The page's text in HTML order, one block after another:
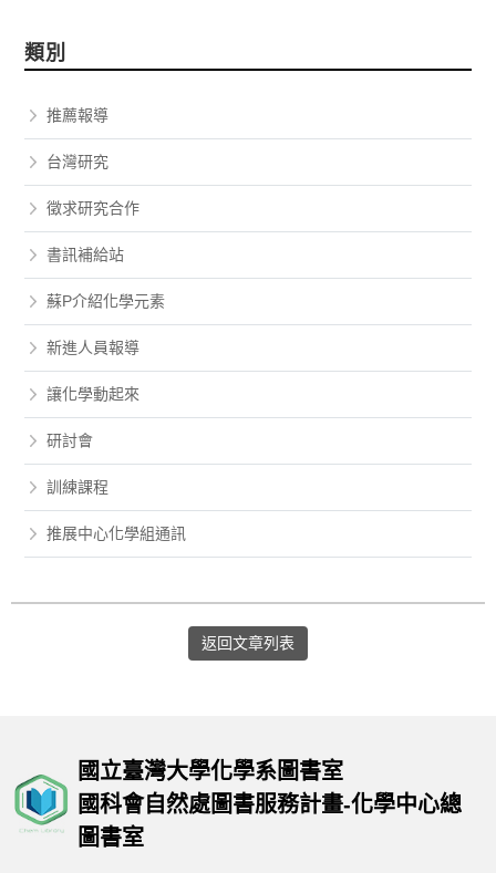
類別
推薦報導
台灣研究
徵求研究合作
書訊補給站
蘇P介紹化學元素
新進人員報導
讓化學動起來
研討會
訓練課程
推展中心化學組通訊
返回文章列表
國立臺灣大學化學系圖書室
國科會自然處圖書服務計畫-化學中心總
圖書室